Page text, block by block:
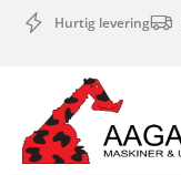
Hurtig levering
Maskinudlejning
Have- og parkmaskiner
Sikkerhed og tilbehør